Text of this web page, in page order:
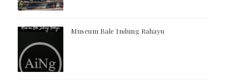
Museum Bale Indung Rahayu